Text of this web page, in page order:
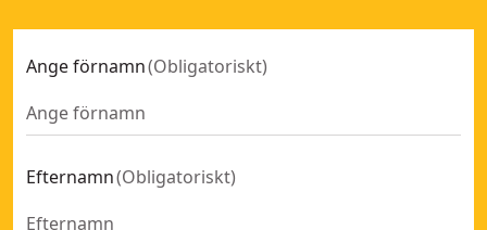
Ange förnamn(Obligatoriskt)
Efternamn(Obligatoriskt)